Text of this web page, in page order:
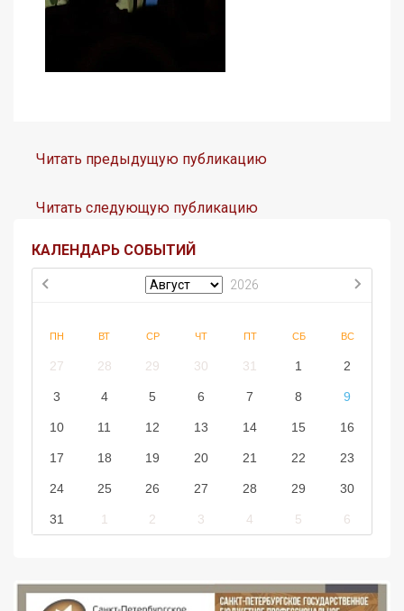
Читать предыдущую публикацию
Читать следующую публикацию
КАЛЕНДАРЬ СОБЫТИЙ
2026
ПН ВТ СР ЧТ ПТ СБ ВС
27 28 29 30 31 1 2
3 4 5 6 7 8 9
10 11 12 13 14 15 16
17 18 19 20 21 22 23
24 25 26 27 28 29 30
31 1 2 3 4 5 6